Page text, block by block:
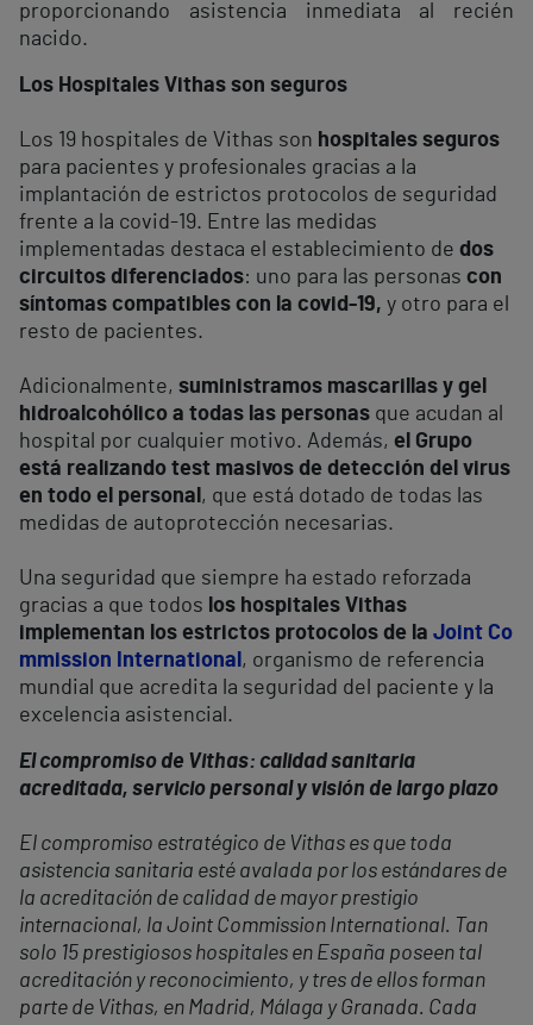
proporcionando asistencia inmediata al recién
nacido.
Los Hospitales Vithas son seguros
Los 19 hospitales de Vithas son hospitales seguros
para pacientes y profesionales gracias a la
implantación de estrictos protocolos de seguridad
frente a la covid-19. Entre las medidas
implementadas destaca el establecimiento de dos
circuitos diferenciados: uno para las personas con
síntomas compatibles con la covid-19, y otro para el
resto de pacientes.
Adicionalmente, suministramos mascarillas y gel
hidroalcohólico a todas las personas que acudan al
hospital por cualquier motivo. Además, el Grupo
está realizando test masivos de detección del virus
en todo el personal , que está dotado de todas las
medidas de autoprotección necesarias.
Una seguridad que siempre ha estado reforzada
gracias a que todos los hospitales Vithas
implementan los estrictos protocolos de la Joint Co
mmission International , organismo de referencia
mundial que acredita la seguridad del paciente y la
excelencia asistencial.
El compromiso de Vithas: calidad sanitaria
acreditada, servicio personal y visión de largo plazo
El compromiso estratégico de Vithas es que toda
asistencia sanitaria esté avalada por los estándares de
la acreditación de calidad de mayor prestigio
internacional, la Joint Commission International. Tan
solo 15 prestigiosos hospitales en España poseen tal
acreditación y reconocimiento, y tres de ellos forman
parte de Vithas, en Madrid, Málaga y Granada. Cada